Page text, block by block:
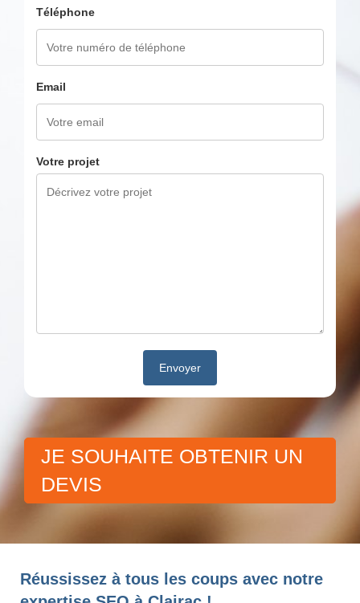
Téléphone
Email
Votre projet
JE SOUHAITE OBTENIR UN
DEVIS
Réussissez à tous les coups avec notre